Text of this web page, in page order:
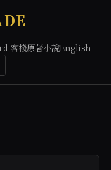
客棧原著小說English